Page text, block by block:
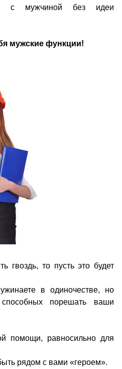
с мужчиной без идеи
мужские функции!
гвоздь, то пусть это будет
в одиночестве, но
порешать ваши
помощи, равносильно для
рядом с вами «героем».